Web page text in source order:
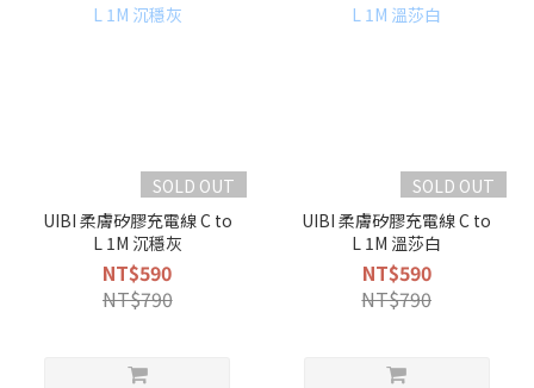
SOLD OUT
UIBI 柔膚矽膠充電線 C to
L 1M 沉穩灰
NT$590
NT$790
SOLD OUT
UIBI 柔膚矽膠充電線 C to
L 1M 溫莎白
NT$590
NT$790